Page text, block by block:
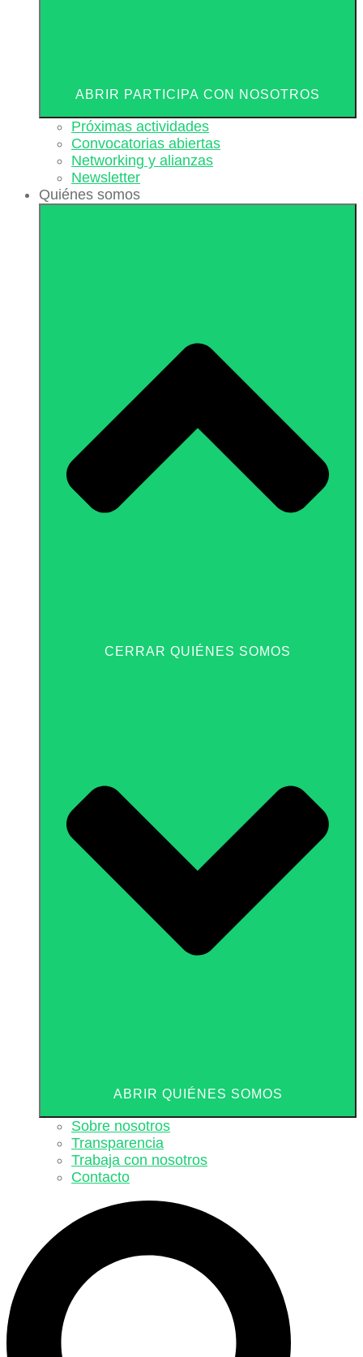
ABRIR PARTICIPA CON NOSOTROS
Próximas actividades
Convocatorias abiertas
Networking y alianzas
Newsletter
Quiénes somos
CERRAR QUIÉNES SOMOS
ABRIR QUIÉNES SOMOS
Sobre nosotros
Transparencia
Trabaja con nosotros
Contacto